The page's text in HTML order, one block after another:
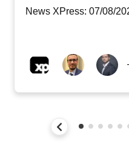
News XPress: 07/08/